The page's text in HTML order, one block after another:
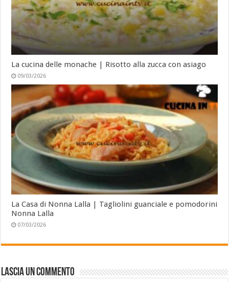
La cucina delle monache | Risotto alla zucca con asiago
09/03/2026
La Casa di Nonna Lalla | Tagliolini guanciale e pomodorini
Nonna Lalla
07/03/2026
Lascia un commento